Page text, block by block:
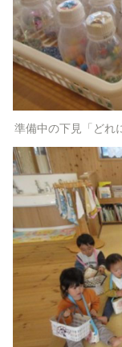
準備中の下見「どれ